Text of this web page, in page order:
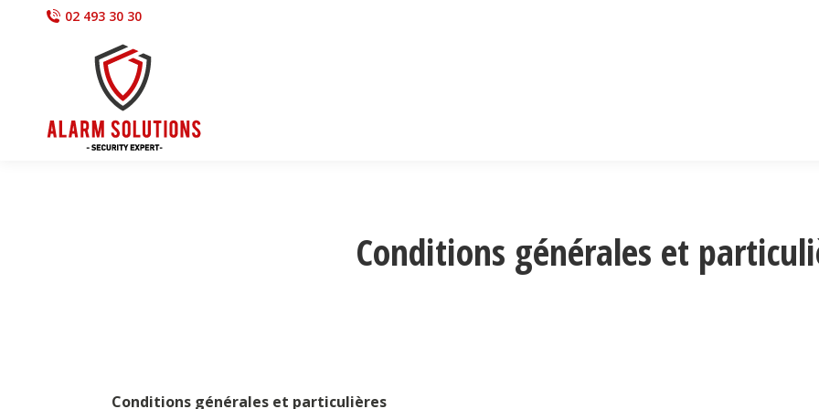
02 493 30 30
Conditions générales et
Conditions générales et particulières